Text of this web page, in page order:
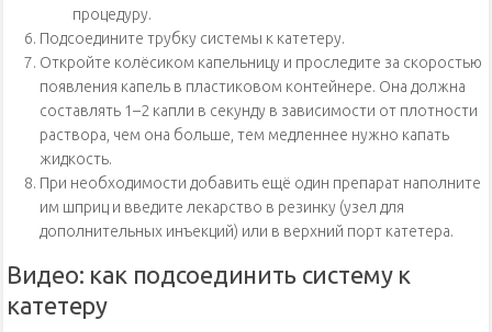
процедуру.
Подсоедините трубку системы к катетеру.
Откройте колёсиком капельницу и проследите за скоростью
появления капель в пластиковом контейнере. Она должна
составлять 1–2 капли в секунду в зависимости от плотности
раствора, чем она больше, тем медленнее нужно капать
жидкость.
При необходимости добавить ещё один препарат наполните
им шприц и введите лекарство в резинку (узел для
дополнительных инъекций) или в верхний порт катетера.
Видео: как подсоединить систему к
катетеру